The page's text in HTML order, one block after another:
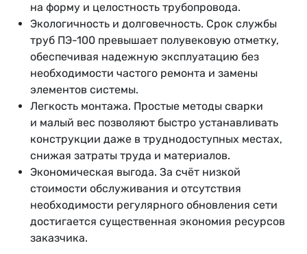
на форму и целостность трубопровода.
Экологичность и долговечность. Срок службы
труб ПЭ-100 превышает полувековую отметку,
обеспечивая надежную эксплуатацию без
необходимости частого ремонта и замены
элементов системы.
Легкость монтажа. Простые методы сварки
и малый вес позволяют быстро устанавливать
конструкции даже в труднодоступных местах,
снижая затраты труда и материалов.
Экономическая выгода. За счёт низкой
стоимости обслуживания и отсутствия
необходимости регулярного обновления сети
достигается существенная экономия ресурсов
заказчика.